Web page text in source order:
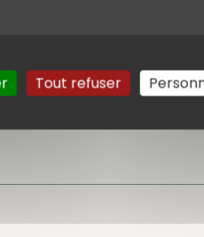
Tout refuser
peut-être pour cette
le clocher de l'ancienne